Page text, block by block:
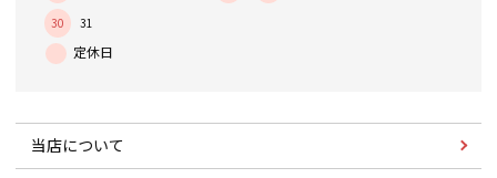
30 31
当店について